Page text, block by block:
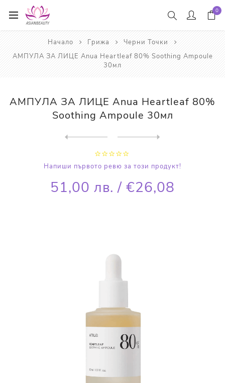
0
Начало Грижа
Черни Точки
АМПУЛА ЗА ЛИЦЕ Anua Heartleaf 80% Soothing Ampoule
30мл
АМПУЛА ЗА ЛИЦЕ Anua Heartleaf 80%
Soothing Ampoule 30мл
Напиши първото ревю за този продукт!
51,00 лв. / €26,08